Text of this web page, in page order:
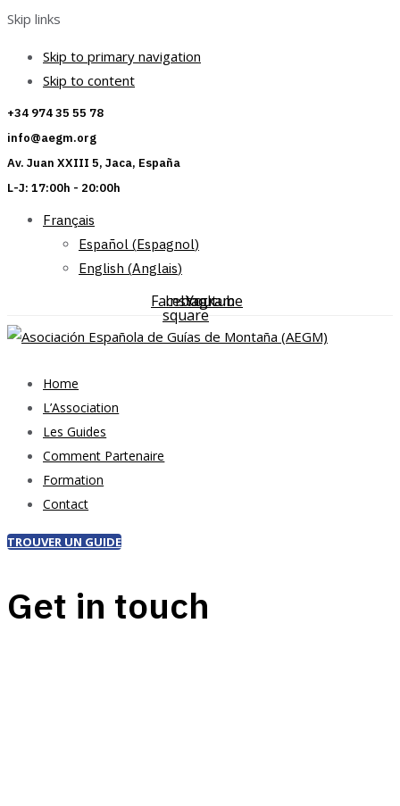
Skip links
Skip to primary navigation
Skip to content
+34 974 35 55 78
info@aegm.org
Av. Juan XXIII 5, Jaca, España
L-J: 17:00h - 20:00h
Français
Español (Espagnol)
English (Anglais)
Facebook-
square
Instagram
Youtube
Home
L’Association
Les Guides
Comment Partenaire
Formation
Contact
TROUVER UN GUIDE
Get in touch